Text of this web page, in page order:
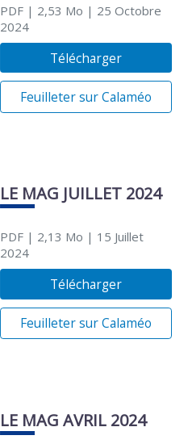
PDF| 2,53 Mo | 25 Octobre
2024
Télécharger
Feuilleter sur Calaméo
LE MAG JUILLET 2024
PDF| 2,13 Mo | 15 Juillet
2024
Télécharger
Feuilleter sur Calaméo
LE MAG AVRIL 2024